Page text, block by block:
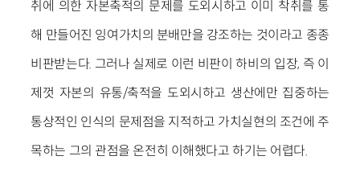
취에 의한 자본축적의 문제를 도외시하고 이미 착취를 통
해 만들어진 잉여가치의 분배만을 강조하는 것이라고 종종
비판받는다. 그러나 실제로 이런 비판이 하비의 입장, 즉 이
제껏 자본의 유통/축적을 도외시하고 생산에만 집중하는
통상적인 인식의 문제점을 지적하고 가치실현의 조건에 주
목하는 그의 관점을 온전히 이해했다고 하기는 어렵다.